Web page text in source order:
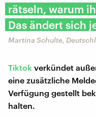
rätseln, warum
Das ändert sich
Martina Schulte,
Tiktok verkündet
eine zusätzliche
Verfügung gestellt
halten.